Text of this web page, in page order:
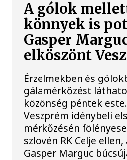
A gólok
könnyek is
Gasper
elköszönt
Érzelmekben és
gálamérkőzést
közönség péntek
Veszprém idénybeli
mérkőzésén
szlovén RK Celje
Gasper Marguc